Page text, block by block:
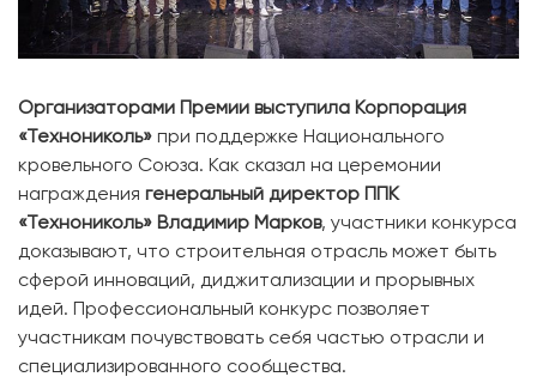
Организаторами Премии выступила Корпорация
«Технониколь» при поддержке Национального
кровельного Союза. Как сказал на церемонии
награждения генеральный директор ППК
«Технониколь» Владимир Марков, участники конкурса
доказывают, что строительная отрасль может быть
сферой инноваций, диджитализации и прорывных
идей. Профессиональный конкурс позволяет
участникам почувствовать себя частью отрасли и
специализированного сообщества.